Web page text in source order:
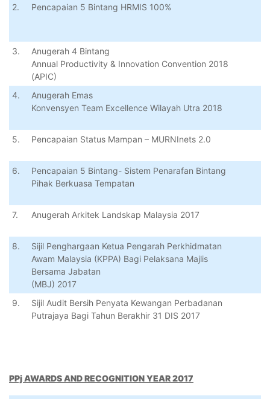
2. Pencapaian 5 Bintang HRMIS 100%
3.
Anugerah 4 Bintang
Annual Productivity & Innovation Convention 2018
(APIC)
4.
Anugerah Emas
Konvensyen Team Excellence Wilayah Utra 2018
5. Pencapaian Status Mampan – MURNInets 2.0
6.
Pencapaian 5 Bintang- Sistem Penarafan Bintang
Pihak Berkuasa Tempatan
7. Anugerah Arkitek Landskap Malaysia 2017
8.
Sijil Penghargaan Ketua Pengarah Perkhidmatan
Awam Malaysia (KPPA) Bagi Pelaksana Majlis
Bersama Jabatan
(MBJ) 2017
9.
Sijil Audit Bersih Penyata Kewangan Perbadanan
Putrajaya Bagi Tahun Berakhir 31 DIS 2017
PPj AWARDS AND RECOGNITION YEAR 2017